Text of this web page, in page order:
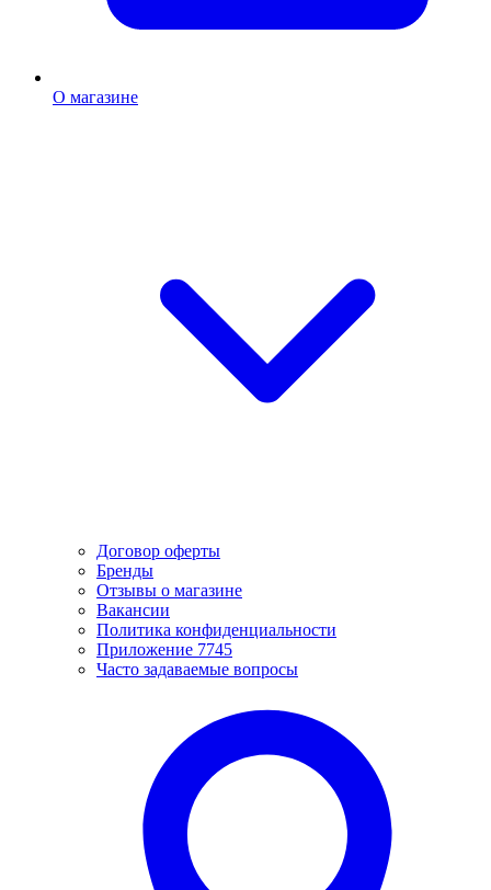
О магазине
Договор оферты
Бренды
Отзывы о магазине
Вакансии
Политика конфиденциальности
Приложение 7745
Часто задаваемые вопросы